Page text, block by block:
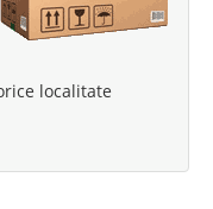
localitate